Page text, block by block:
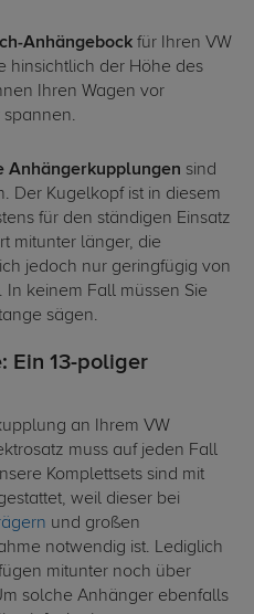
Anhängebock für Ihren VW
hinsichtlich der Höhe des
Ihren Wagen vor
Anhängerkupplungen sind
Der Kugelkopf ist in diesem
für den ständigen Einsatz
mitunter länger, die
jedoch nur geringfügig von
keinem Fall müssen Sie
sägen.
Ein 13-poliger
an Ihrem VW
muss auf jeden Fall
Komplettsets sind mit
weil dieser bei
und großen
notwendig ist. Lediglich
mitunter noch über
solche Anhänger ebenfalls